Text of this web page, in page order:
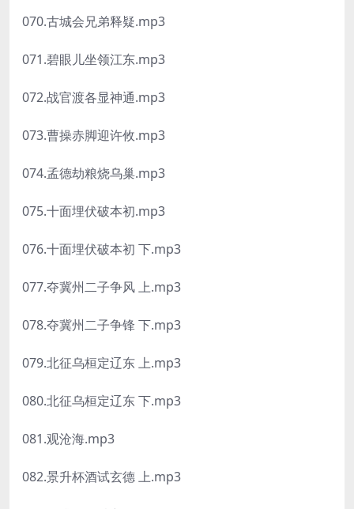
070.古城会兄弟释疑.mp3
071.碧眼儿坐领江东.mp3
072.战官渡各显神通.mp3
073.曹操赤脚迎许攸.mp3
074.孟德劫粮烧乌巢.mp3
075.十面埋伏破本初.mp3
076.十面埋伏破本初 下.mp3
077.夺冀州二子争风 上.mp3
078.夺冀州二子争锋 下.mp3
079.北征乌桓定辽东 上.mp3
080.北征乌桓定辽东 下.mp3
081.观沧海.mp3
082.景升杯酒试玄德 上.mp3